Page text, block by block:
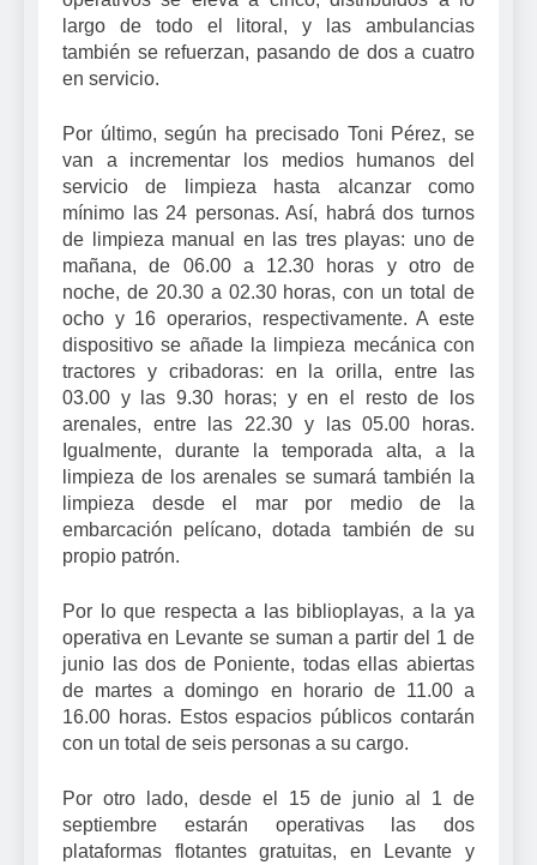
largo de todo el litoral, y las ambulancias
también se refuerzan, pasando de dos a cuatro
en servicio.
Por último, según ha precisado Toni Pérez, se
van a incrementar los medios humanos del
servicio de limpieza hasta alcanzar como
mínimo las 24 personas. Así, habrá dos turnos
de limpieza manual en las tres playas: uno de
mañana, de 06.00 a 12.30 horas y otro de
noche, de 20.30 a 02.30 horas, con un total de
ocho y 16 operarios, respectivamente. A este
dispositivo se añade la limpieza mecánica con
tractores y cribadoras: en la orilla, entre las
03.00 y las 9.30 horas; y en el resto de los
arenales, entre las 22.30 y las 05.00 horas.
Igualmente, durante la temporada alta, a la
limpieza de los arenales se sumará también la
limpieza desde el mar por medio de la
embarcación pelícano, dotada también de su
propio patrón.
Por lo que respecta a las biblioplayas, a la ya
operativa en Levante se suman a partir del 1 de
junio las dos de Poniente, todas ellas abiertas
de martes a domingo en horario de 11.00 a
16.00 horas. Estos espacios públicos contarán
con un total de seis personas a su cargo.
Por otro lado, desde el 15 de junio al 1 de
septiembre estarán operativas las dos
plataformas flotantes gratuitas, en Levante y